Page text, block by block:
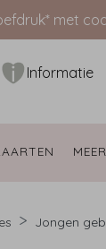
met
Informatie
MEER
Jongen